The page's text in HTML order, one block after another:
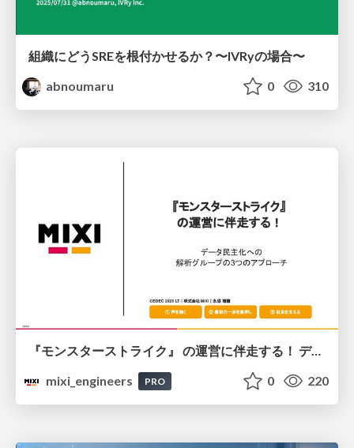
組織にどうSREを根付かせるか？〜IVRyの場合〜
abnoumaru
0 310
『モンスターストライク』 の運営に伴走する！ データ民主化への 解析グループの3つのアプローチ
mixi_engineers
PRO 0 220